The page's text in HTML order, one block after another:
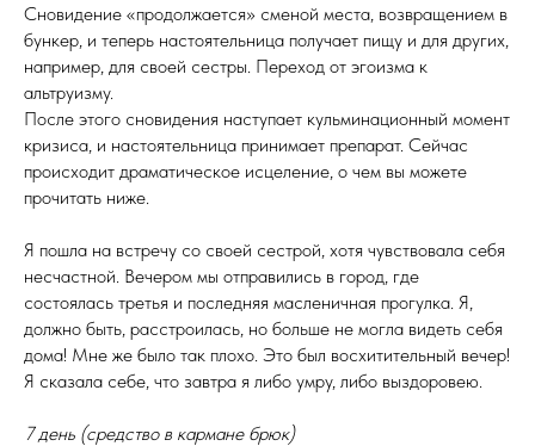
Сновидение «продолжается» сменой места, возвращением в
бункер, и теперь настоятельница получает пищу и для других,
например, для своей сестры. Переход от эгоизма к
альтруизму.
После этого сновидения наступает кульминационный момент
кризиса, и настоятельница принимает препарат. Сейчас
происходит драматическое исцеление, о чем вы можете
прочитать ниже.
Я пошла на встречу со своей сестрой, хотя чувствовала себя
несчастной. Вечером мы отправились в город, где
состоялась третья и последняя масленичная прогулка. Я,
должно быть, расстроилась, но больше не могла видеть себя
дома! Мне же было так плохо. Это был восхитительный вечер!
Я сказала себе, что завтра я либо умру, либо выздоровею.
7 день (средство в кармане брюк)